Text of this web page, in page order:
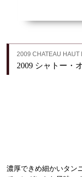
2009 CHATEAU HAUT
2009 シャトー・
濃厚できめ細かいタン